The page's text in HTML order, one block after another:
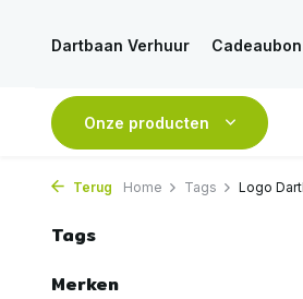
Dartbaan Verhuur Cadeaubon
Onze producten
verstuurd GRATIS
Terug Home Tags Logo
Tags
Merken